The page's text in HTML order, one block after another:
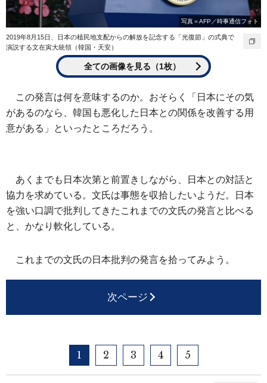
写真＝AFP／時事通信フォト
2019年8月15日、日本の植民地支配からの解放を記念する「光復節」の式典で
演説する文在寅大統領（韓国・天安）
全ての画像を見る（1枚）
この発言は何を意味するのか。おそらく「日本にその気
があるのなら、韓国も悪化した日本との関係を改善する用
意がある」といったところだろう。
あくまでも日本次第と前置きしながら、日本との対話と
協力を求めている。文氏は事態を収拾したいようだ。日本
を強い口調で批判してきたこれまでの文氏の発言と比べる
と、かなり軟化している。
これまでの文氏の日本批判の発言を拾ってみよう。
次ページ
1 2 3 4 5